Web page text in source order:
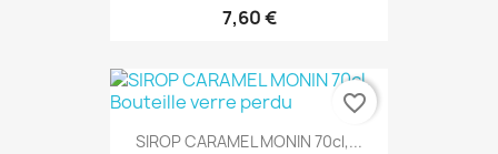
7,60 €
SIROP CARAMEL MONIN 70cl,...
favorite_border